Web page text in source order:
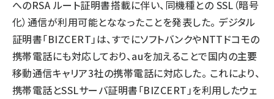
へのRSA ルート証明書搭載に伴い、同機種との SSL（暗号
化）通信が利用可能とななったことを発表した。 デジタル
証明書「BIZCERT」は、すでにソフトバンクやNTTドコモの
携帯電話にも対応しており、auを加えることで国内の主要
移動通信キャリア3社の携帯電話に対応した。 これにより、
携帯電話とSSLサーバ証明書「BIZCERT」を利用したウェ